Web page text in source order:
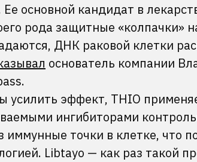
Ее основной кандидат в
рода защитные «колпачки»
ДНК раковой клетки
основатель компании
усилить эффект, THIO
ингибиторами
иммунные точки в клетке, что
Libtayo — как раз такой